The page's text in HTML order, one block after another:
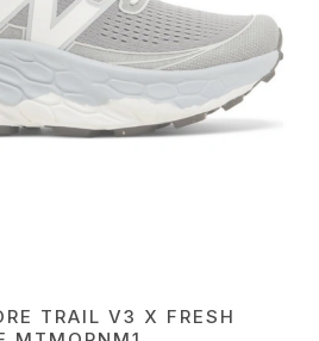
TRAIL V3 X FRESH